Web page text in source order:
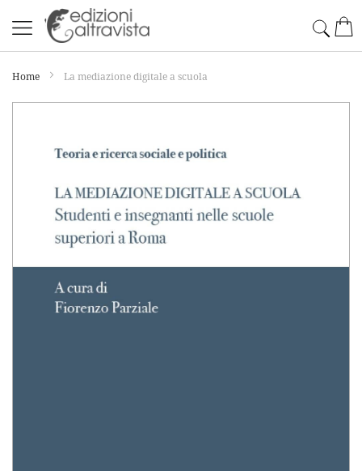
al
contenuto
Home La mediazione digitale a scuola
immagini